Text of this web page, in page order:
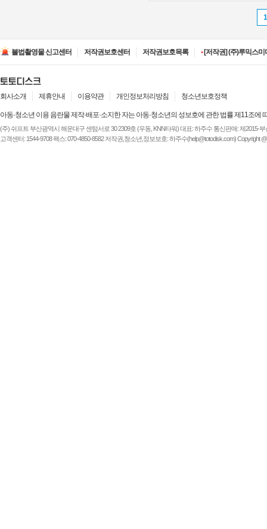
1
불법촬영물 신고센터 저작권보호센터 저작권보호목록
•[저작권] (주)루믹스미
•[저작권] (주)JAYE -
회사소개 제휴안내 이용약관 개인정보처리방침 청소년보호정책
아동·청소년 이용 음란물 제작·배포·소지한 자는 아동·청소년의 성보호에 관한 법률 제11조에
(주) 쉬프트 부산광역시 해운대구 센텀서로 30 2309호 (우동, KNN타워) 대표: 하주수 통신판매: 제2015-
고객센터: 1544-9708 팩스: 070-4850-8582 저작권,청소년,정보보호: 하주수(help@totodisk.com) Copyright